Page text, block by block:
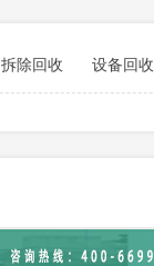
拆除回收 设备回收